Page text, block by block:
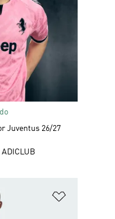
Juventus 26/27
ADICLUB